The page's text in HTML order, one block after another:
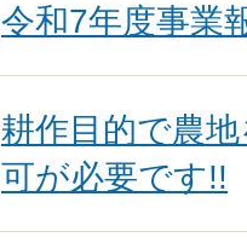
令和7年度事業
耕作目的で農
可が必要です!!